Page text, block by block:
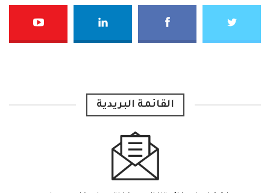
القائمة البريدية